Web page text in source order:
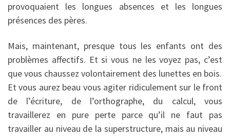
provoquaient les longues absences et les longues
présences des pères.
Mais, maintenant, presque tous les enfants ont des
problèmes affectifs. Et si vous ne les voyez pas, c’est
que vous chaussez volontairement des lunettes en bois.
Et vous aurez beau vous agiter ridiculement sur le front
de l’écriture, de l’orthographe, du calcul, vous
travaillerez en pure perte parce qu’il ne faut pas
travailler au niveau de la superstructure, mais au niveau